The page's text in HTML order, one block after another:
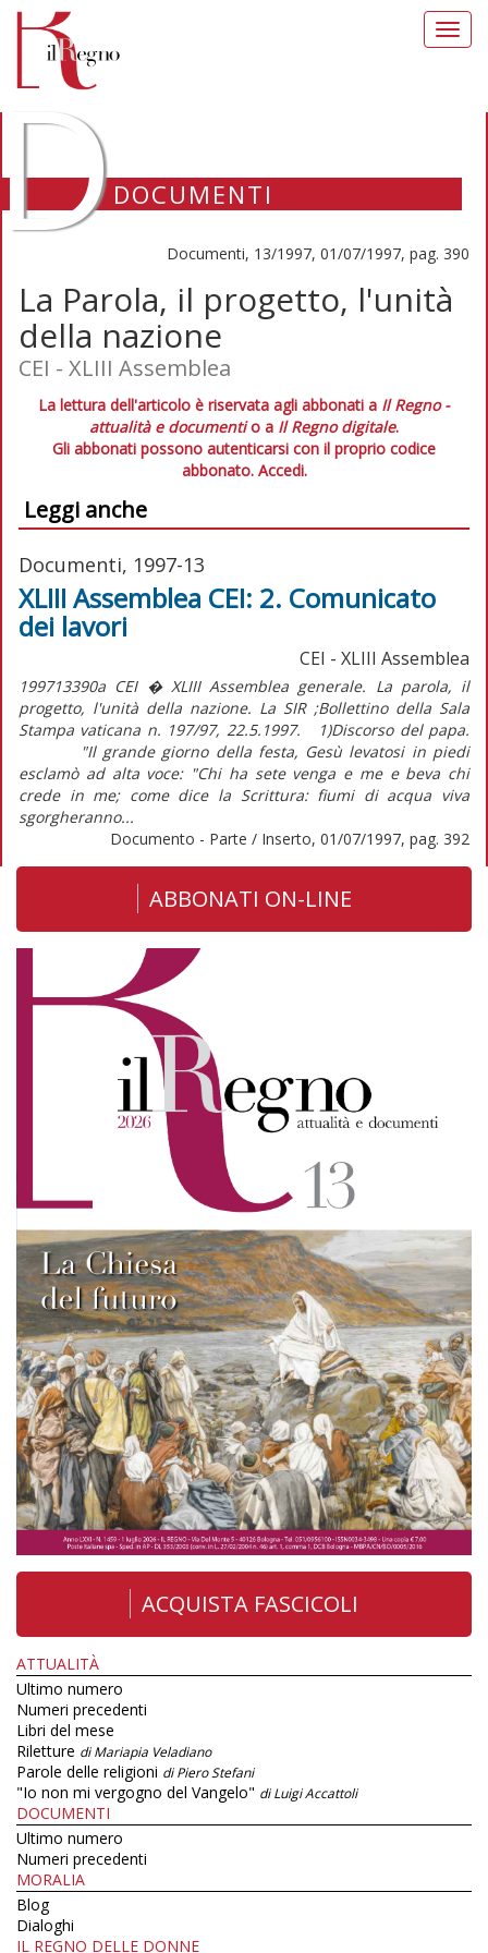
DOCUMENTI
Documenti, 13/1997, 01/07/1997, pag. 390
La Parola, il progetto, l'unità
della nazione
CEI - XLIII Assemblea
La lettura dell'articolo è riservata agli abbonati a Il Regno -
attualità e documentio a Il Regno digitale.
Gli abbonati possono autenticarsi con il proprio codice
abbonato. Accedi.
Leggi anche
Documenti, 1997-13
XLIII Assemblea CEI: 2. Comunicato
dei lavori
CEI - XLIII Assemblea
199713390a CEI � XLIII Assemblea generale. La parola, il
progetto, l'unità della nazione. La SIR ;Bollettino della Sala
Stampa vaticana n. 197/97, 22.5.1997. 1)Discorso del papa.
"Il grande giorno della festa, Gesù levatosi in piedi
esclamò ad alta voce: "Chi ha sete venga e me e beva chi
crede in me; come dice la Scrittura: fiumi di acqua viva
sgorgheranno...
Documento - Parte / Inserto, 01/07/1997, pag. 392
ABBONATI ON-LINE
ACQUISTA FASCICOLI
ATTUALITÀ
Ultimo numero
Numeri precedenti
Libri del mese
Riletture di Mariapia Veladiano
Parole delle religioni di Piero Stefani
"Io non mi vergogno del Vangelo" di Luigi Accattoli
DOCUMENTI
Ultimo numero
Numeri precedenti
MORALIA
Blog
Dialoghi
IL REGNO DELLE DONNE